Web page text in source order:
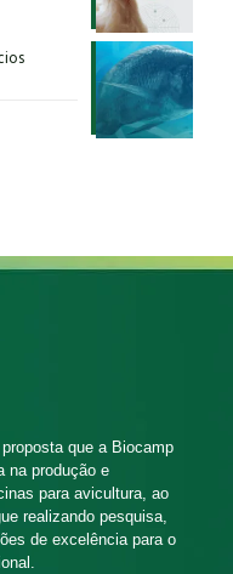
que a Biocamp
na produção e
para avicultura, ao
realizando pesquisa,
de excelência para o